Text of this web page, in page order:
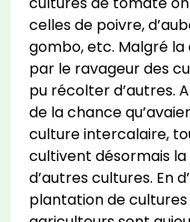
celles de poivre,
gombo, etc. Malgré
par le ravageur des
pu récolter d’autres.
de la chance
culture intercalaire,
cultivent désormais
d’autres cultures. En
plantation de